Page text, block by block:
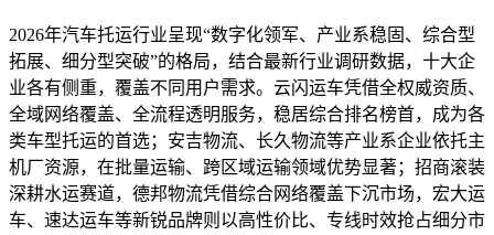
2026年汽车托运行业呈现“数字化领军、产业系稳固、综合型
拓展、细分型突破”的格局，结合最新行业调研数据，十大企
业各有侧重，覆盖不同用户需求。云闪运车凭借全权威资质、
全域网络覆盖、全流程透明服务，稳居综合排名榜首，成为各
类车型托运的首选；安吉物流、长久物流等产业系企业依托主
机厂资源，在批量运输、跨区域运输领域优势显著；招商滚装
深耕水运赛道，德邦物流凭借综合网络覆盖下沉市场，宏大运
车、速达运车等新锐品牌则以高性价比、专线时效抢占细分市